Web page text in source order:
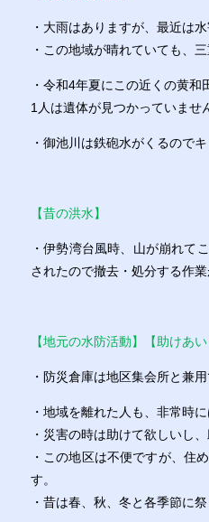
・大雨はありますが、最近は
・この地域が晴れていても、
・令和4年夏にこの近くの黄
1人は遺体が見つかっていませ
・御池川は鉄砲水がくるので
【昔の洪水】
・伊勢湾台風時、山が崩れて
されたので撤去・処分する作
【地元の水防活動】【助けあ
・防災倉庫は地区集会所と兼
・地域を離れた人も、非常時
・災害の時は助けて欲しいし
・この地区は不便ですが、住
す。
・昔は春、秋、冬と各季節に